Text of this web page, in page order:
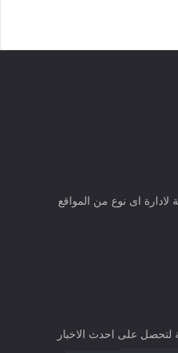
لادارة اى نوع من المواقع
لتحصل على احدث الاخبار